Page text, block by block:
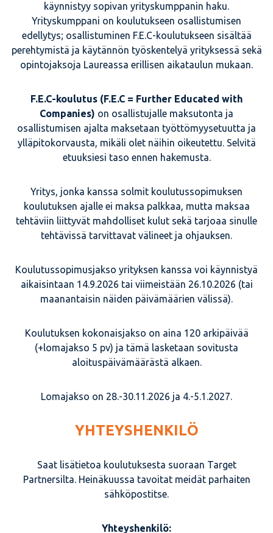
käynnistyy sopivan yrityskumppanin haku.
Yrityskumppani on koulutukseen osallistumisen
edellytys; osallistuminen F.E.C-koulutukseen sisältää
perehtymistä ja käytännön työskentelyä yrityksessä sekä
opintojaksoja Laureassa erillisen aikataulun mukaan.
F.E.C-koulutus (F.E.C = Further Educated with
Companies) on osallistujalle maksutonta ja
osallistumisen ajalta maksetaan työttömyysetuutta ja
ylläpitokorvausta, mikäli olet näihin oikeutettu. Selvitä
etuuksiesi taso ennen hakemusta.
Yritys, jonka kanssa solmit koulutussopimuksen
koulutuksen ajalle ei maksa palkkaa, mutta maksaa
tehtäviin liittyvät mahdolliset kulut sekä tarjoaa sinulle
tehtävissä tarvittavat välineet ja ohjauksen.
Koulutussopimusjakso yrityksen kanssa voi käynnistyä
aikaisintaan 14.9.2026 tai viimeistään 26.10.2026 (tai
maanantaisin näiden päivämäärien välissä).
Koulutuksen kokonaisjakso on aina 120 arkipäivää
(+lomajakso 5 pv) ja tämä lasketaan sovitusta
aloituspäivämäärästä alkaen.
Lomajakso on 28.-30.11.2026 ja 4.-5.1.2027.
YHTEYSHENKILÖ
Saat lisätietoa koulutuksesta suoraan Target
Partnersilta. Heinäkuussa tavoitat meidät parhaiten
sähköpostitse.
Yhteyshenkilö: